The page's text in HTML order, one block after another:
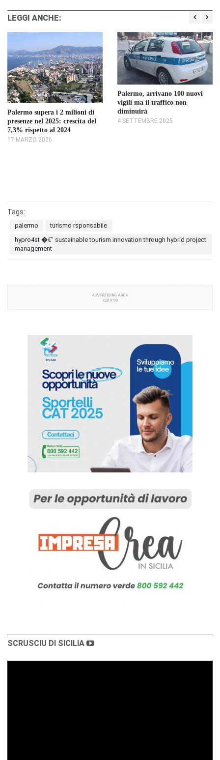
LEGGI ANCHE:
Palermo supera i 2 milioni di
presenze nel 2025: crescita del
7,3% rispetto al 2024
17 MARZO 2026
Palermo, arrivano 100 nuovi
vigili ma il traffico non
diminuirà
4 SETTEMBRE 2025
Tags:
palermo
turismo rsponsabile
hypro4st �€" sustainable tourism innovation through hybrid project
management
SCRUSCIU DI SICILIA